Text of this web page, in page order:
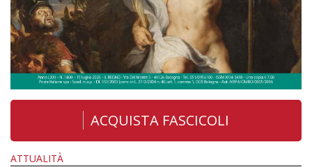
ACQUISTA FASCICOLI
ATTUALITÀ